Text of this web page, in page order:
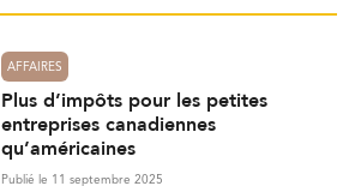
AFFAIRES
Plus d’impôts pour les petites
entreprises canadiennes
qu’américaines
Publié le 11 septembre 2025